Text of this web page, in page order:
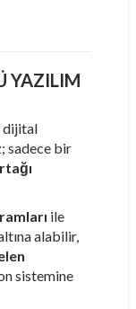
YAZILIM
dijital
sadece bir
ile
alabilir,
sistemine